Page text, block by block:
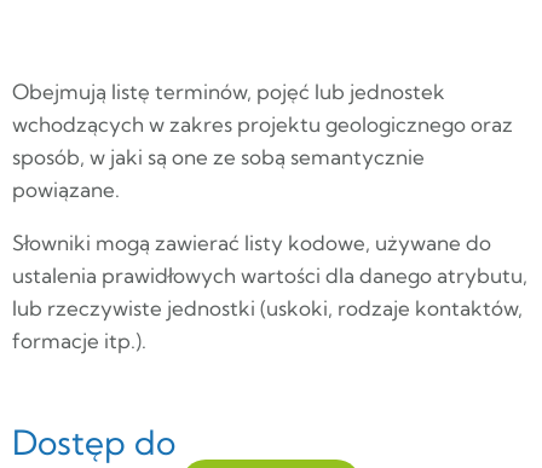
Obejmują listę terminów, pojęć lub jednostek
wchodzących w zakres projektu geologicznego oraz
sposób, w jaki są one ze sobą semantycznie
powiązane.
Słowniki mogą zawierać listy kodowe, używane do
ustalenia prawidłowych wartości dla danego atrybutu,
lub rzeczywiste jednostki (uskoki, rodzaje kontaktów,
formacje itp.).
Dostęp do